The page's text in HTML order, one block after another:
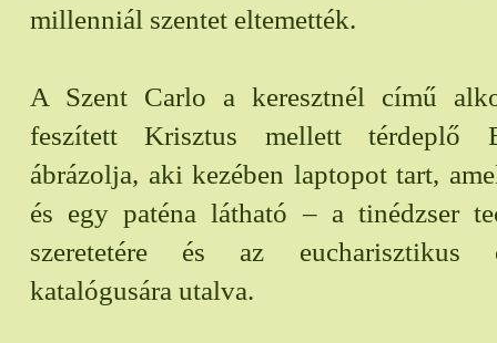
millenniál szentet eltemették.
A Szent Carlo a keresztnél című
feszített Krisztus mellett térdeplő
ábrázolja, aki kezében laptopot tart,
és egy paténa látható – a tinédzser
szeretetére és az eucharisztikus
katalógusára utalva.